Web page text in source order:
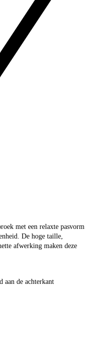
met een relaxte pasvorm
De hoge taille,
afwerking maken deze
aan de achterkant